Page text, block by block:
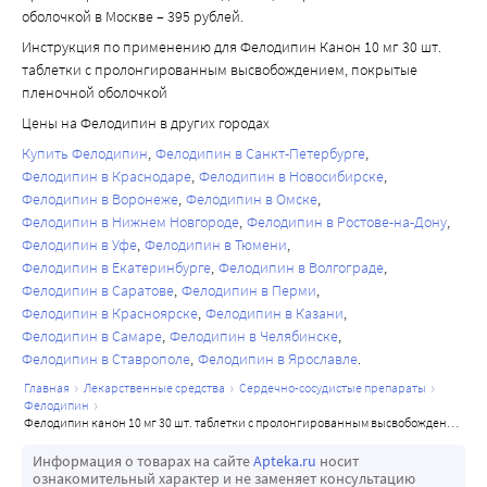
увеличение ЧСС, купируемое назначением бета-
Эффект наступает через 2 ч и длится в течение 24 ч. Для
лечения стабильной стенокардии фелодипин может
или в виде монотерапии.
оболочкой в Москве – 395 рублей.
Инструкция по применению для Фелодипин Канон 10 мг 30 шт.
таблетки с пролонгированным высвобождением, покрытые
пленочной оболочкой
Цены на Фелодипин в других городах
Купить Фелодипин Фелодипин в Санкт-Петербурге
Фелодипин в Краснодаре Фелодипин в Новосибирске
Фелодипин в Воронеже Фелодипин в Омске
Фелодипин в Нижнем Новгороде Фелодипин в Ростове-на-Дону
Фелодипин в Уфе Фелодипин в Тюмени
Фелодипин в Екатеринбурге Фелодипин в Волгограде
Фелодипин в Саратове Фелодипин в Перми
Фелодипин в Красноярске Фелодипин в Казани
Фелодипин в Самаре Фелодипин в Челябинске
Фелодипин в Ставрополе Фелодипин в Ярославле
главная лекарственные средства
сердечно-сосудистые препараты
фелодипин
фелодипин канон 10 мг 30 шт. таблетки с пролонгированным высвобождением, покрытые пленочной оболочкой
Информация о товарах на сайтеApteka.ru носит
ознакомительный характер и не заменяет консультацию